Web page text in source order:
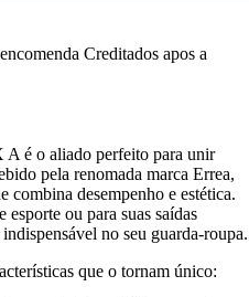
Creditados apos a
A é o aliado perfeito para unir
pela renomada marca Errea,
combina desempenho e estética.
esporte ou para suas saídas
no seu guarda-roupa.
que o tornam único: